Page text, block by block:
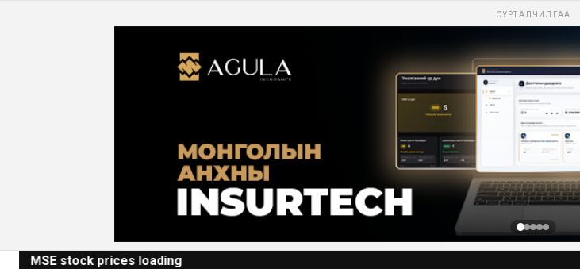
СУРТАЛЧИЛГАА
MSE stock prices loading